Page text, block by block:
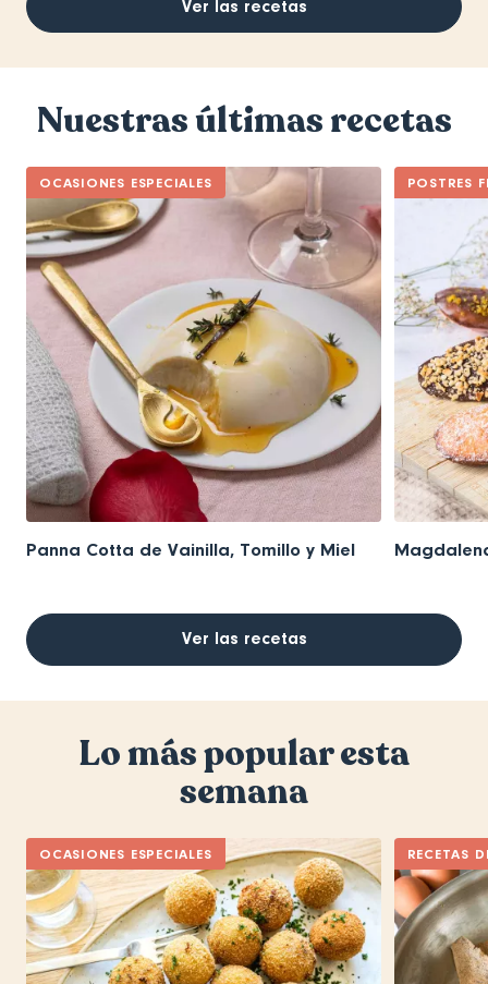
Ver las recetas
Nuestras últimas recetas
OCASIONES ESPECIALES
Panna Cotta de Vainilla, Tomillo y Miel
POSTRES
Ver las recetas
Lo más popular esta
semana
OCASIONES ESPECIALES RECETAS